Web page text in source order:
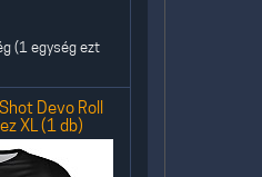
(1 egység ezt
Shot Devo Roll
XL (1 db)